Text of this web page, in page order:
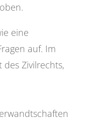
eine
auf. Im
des Zivilrechts,